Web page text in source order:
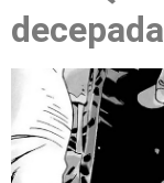
decepada